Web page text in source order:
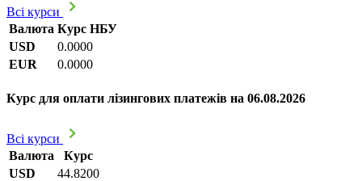
Всі курси
Валюта Курс НБУ
USD
0.0000
EUR
0.0000
Курс для оплати лізингових платежів на 06.08.2026
Всі курси
Валюта
Курс
USD
44.8200